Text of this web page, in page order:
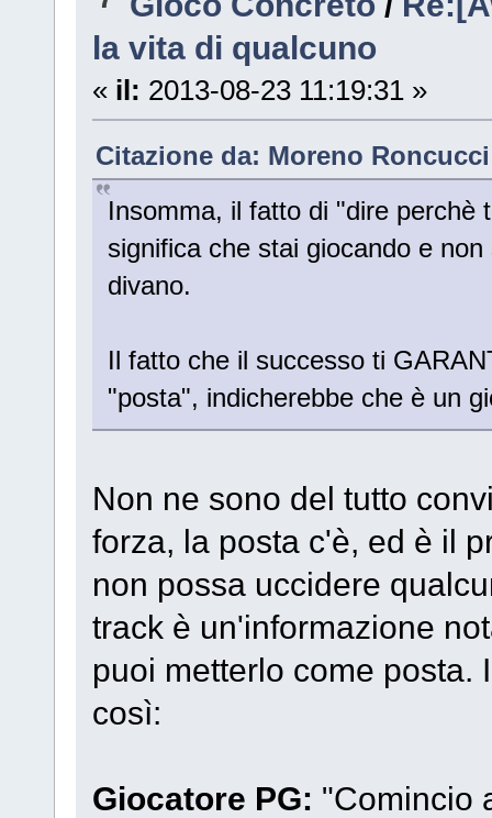
la vita di qualcuno
« il: 2013-08-23 11:19:31 »
Citazione da: Moreno Roncucci
Insomma, il fatto di "dire perchè
significa che stai giocando e
divano.
Il fatto che il successo ti
"posta", indicherebbe che è un
Non ne sono del tutto
forza, la posta c'è, ed è il
non possa uccidere
track è un'informazione
puoi metterlo come posta.
così:
Giocatore PG: "Comincio